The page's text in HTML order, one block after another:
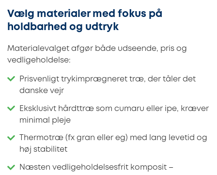
Vælg materialer med fokus på
holdbarhed og udtryk
Materialevalget afgør både udseende, pris og
vedligeholdelse:
Prisvenligt trykimprægneret træ, der tåler det
danske vejr
Eksklusivt hårdttræ som cumaru eller ipe, kræver
minimal pleje
Thermotræ (fx gran eller eg) med lang levetid og
høj stabilitet
Næsten vedligeholdelsesfrit komposit –